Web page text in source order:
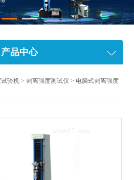
产品中心
验机 >剥离强度测试仪 > 电脑式剥离强度